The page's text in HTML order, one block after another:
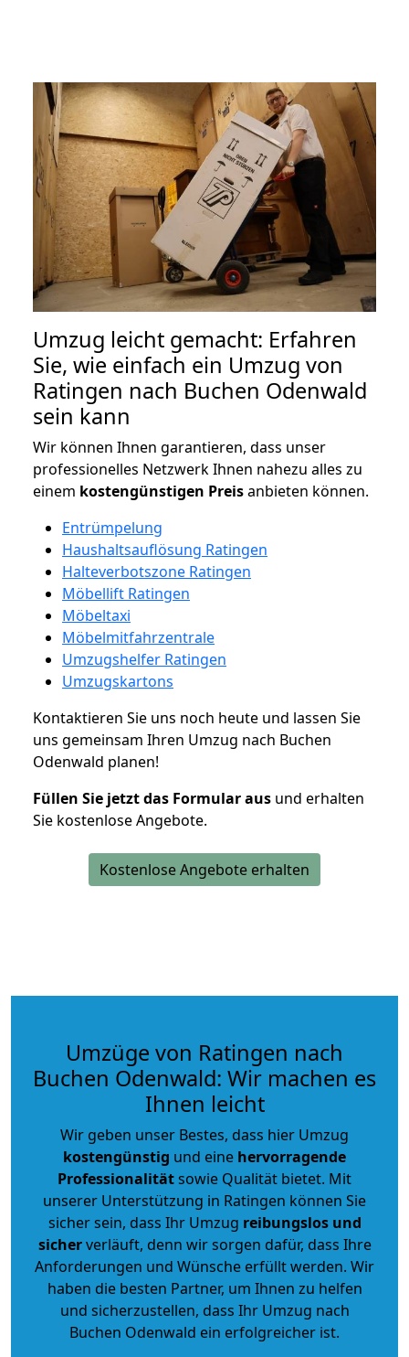
Umzug leicht gemacht: Erfahren
Sie, wie einfach ein Umzug von
Ratingen nach Buchen Odenwald
sein kann
Wir können Ihnen garantieren, dass unser
professionelles Netzwerk Ihnen nahezu alles zu
einem kostengünstigen Preisanbieten können.
Entrümpelung
Haushaltsauflösung Ratingen
Halteverbotszone Ratingen
Möbellift Ratingen
Möbeltaxi
Möbelmitfahrzentrale
Umzugshelfer Ratingen
Umzugskartons
Kontaktieren Sie uns noch heute und lassen Sie
uns gemeinsam Ihren Umzug nach Buchen
Odenwald planen!
Füllen Sie jetzt das Formular aus und erhalten
Sie kostenlose Angebote.
Kostenlose Angebote erhalten
Umzüge von Ratingen nach
Buchen Odenwald: Wir machen es
Ihnen leicht
Wir geben unser Bestes, dass hier Umzug
kostengünstig und eine hervorragende
Professionalitätsowie Qualität bietet. Mit
unserer Unterstützung in Ratingen können Sie
sicher sein, dass Ihr Umzug reibungslos und
sicherverläuft, denn wir sorgen dafür, dass Ihre
Anforderungen und Wünsche erfüllt werden. Wir
haben die besten Partner, um Ihnen zu helfen
und sicherzustellen, dass Ihr Umzug nach
Buchen Odenwald ein erfolgreicher ist.